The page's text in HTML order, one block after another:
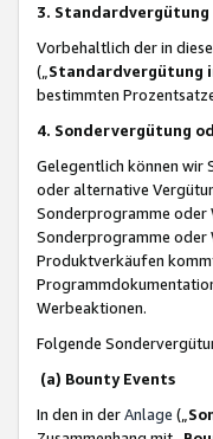
3. Standardvergütung
Vorbehaltlich der in
(„ Standardvergütung
bestimmten
4. Sondervergütung
Gelegentlich können wir
oder alternative
Sonderprogramme oder
Sonderprogramme oder
Produktverkäufen
Werbeaktionen.
Folgende
(a) Bounty Events
In den in derAnlage („